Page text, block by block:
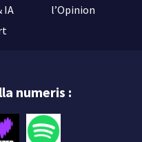
IA
l’Opinion
numeris :